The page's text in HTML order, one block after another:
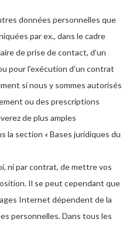
données personnelles que
par ex., dans le cadre
de prise de contact, d’un
pour l’exécution d’un contrat
si nous y sommes autorisés
ou des prescriptions
de plus amples
la section « Bases juridiques du
ni par contrat, de mettre vos
Il se peut cependant que
Internet dépendent de la
personnelles. Dans tous les